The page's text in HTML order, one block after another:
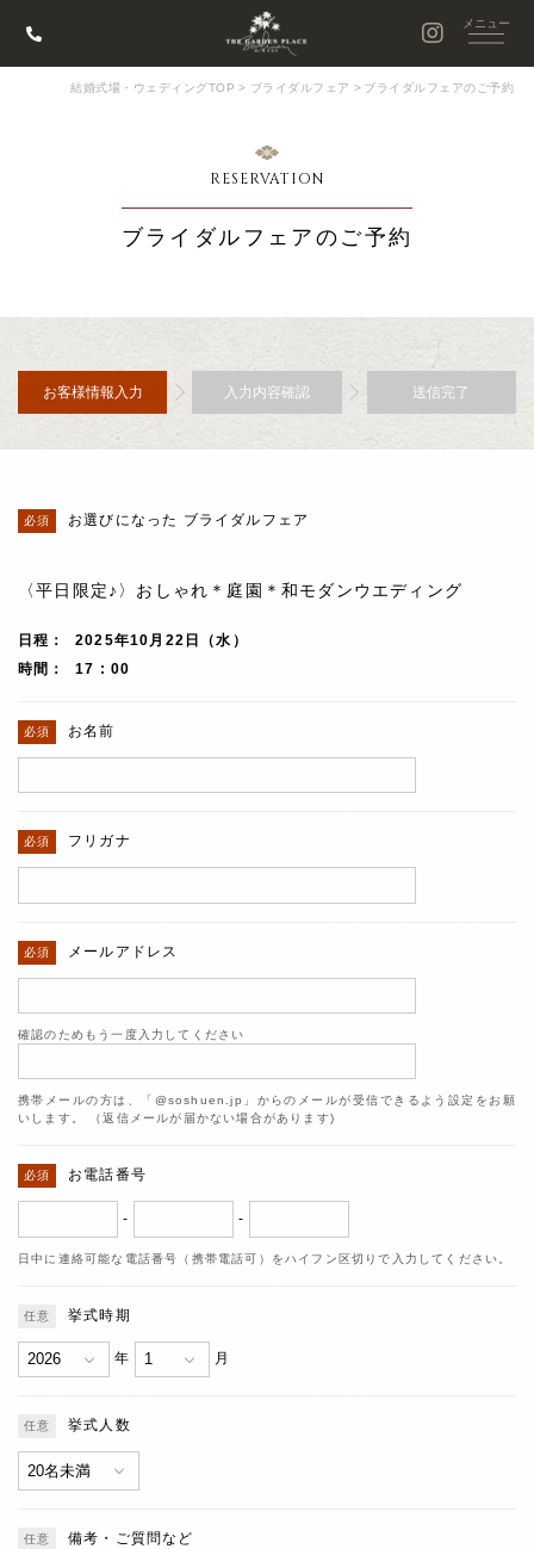
結婚式場・ウェディングTOP > ブライダルフェア > ブライダルフェアのご予約
RESERVATION
ブライダルフェアのご予約
お客様情報入力 入力内容確認 送信完了
お選びになった ブライダルフェア
〈平日限定♪〉おしゃれ＊庭園＊和モダンウエディング
日程
2025年10月22日（水）
時間
17 : 00
お名前
フリガナ
メールアドレス
確認のためもう一度入力してください
携帯メールの方は、「@soshuen.jp」からのメールが受信できるよう設定をお願
いします。 （返信メールが届かない場合があります)
お電話番号
- -
日中に連絡可能な電話番号（携帯電話可）をハイフン区切りで入力してください。
挙式時期
年 月
挙式人数
備考・ご質問など